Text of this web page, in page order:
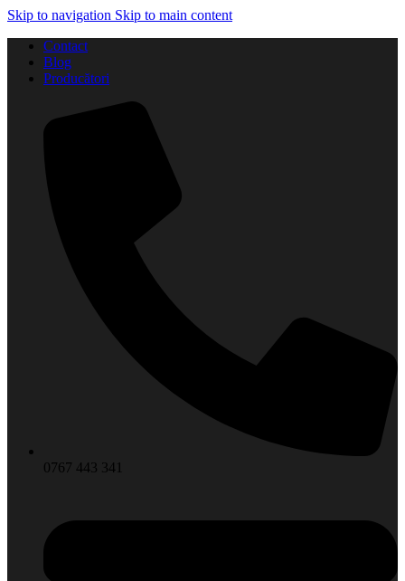
Skip to navigation Skip to main content
Contact
Blog
Producători
0767 443 341